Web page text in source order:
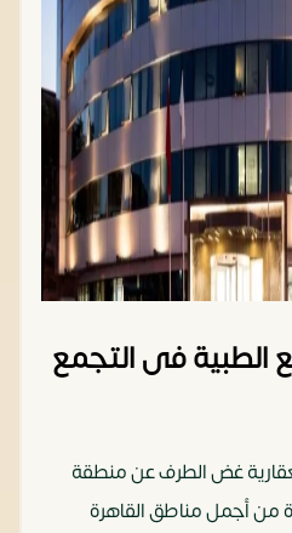
الطبية فى التجمع
غض الطرف عن منطقة
أجمل مناطق القاهرة